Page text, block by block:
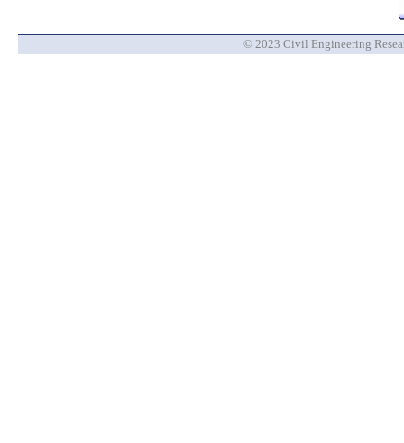
© 2023 Civil Engineering